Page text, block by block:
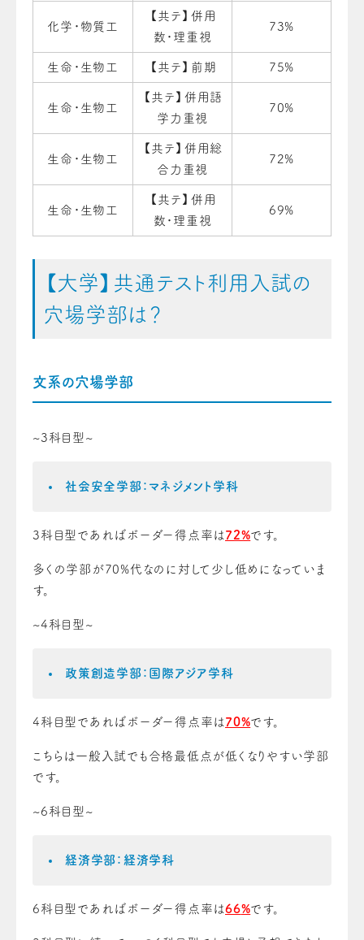
化学・物質工
【共テ】併用
数・理重視
73%
生命・生物工 【共テ】前期 75%
生命・生物工
【共テ】併用語
学力重視
70%
生命・生物工
【共テ】併用総
合力重視
72%
生命・生物工
【共テ】併用
数・理重視
69%
【大学】共通テスト利用入試の
穴場学部は？
文系の穴場学部
~3科目型~
社会安全学部：マネジメント学科
3科目型であればボーダー得点率は 72%です。
多くの学部が70%代なのに対して少し低めになっていま
す。
~4科目型~
政策創造学部：国際アジア学科
4科目型であればボーダー得点率は 70%です。
こちらは一般入試でも合格最低点が低くなりやすい学部
です。
~6科目型~
経済学部：経済学科
6科目型であればボーダー得点率は66%です。